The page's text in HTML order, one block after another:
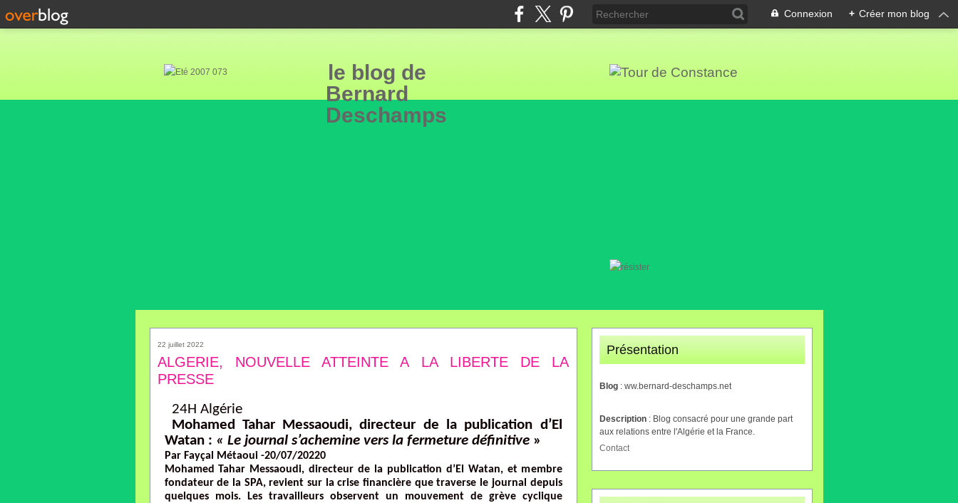
Connexion + Créer mon blog
le blog de
Bernard
Deschamps
22 juillet 2022
ALGERIE, NOUVELLE ATTEINTE A LA LIBERTE DE LA
PRESSE
24H Algérie
Mohamed Tahar Messaoudi, directeur de la publication d’El
Watan : « Le journal s’achemine vers la fermeture définitive»
Par Fayçal Métaoui -20/07/20220
Mohamed Tahar Messaoudi, directeur de la publication d’El Watan, et membre
fondateur de la SPA, revient sur la crise financière que traverse le journal depuis
quelques mois. Les travailleurs observent un mouvement de grève cyclique
Présentation
Blog : ww.bernard-deschamps.net
Description : Blog consacré pour une grande part
aux relations entre l'Algérie et la France.
Contact